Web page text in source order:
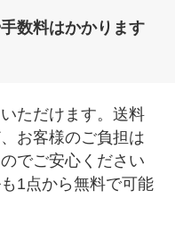
数料はかかります
ただけます。送料
お客様のご負担は
でご安心ください
1点から無料で可能